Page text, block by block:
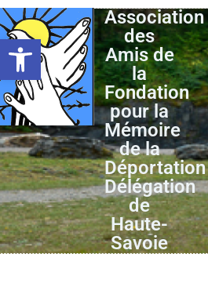
Ouvrir la barre d’outils
Association
des
Amis de
la
Fondation
pour la
Mémoire
de la
Déportation
Délégation
de
Haute-
Savoie